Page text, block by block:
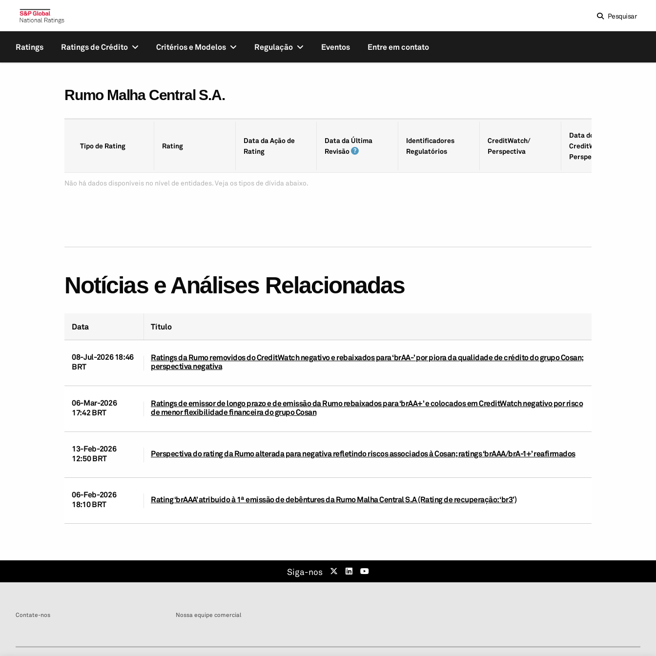
Pesquisar
Ratings Ratings de Crédito Critérios e Modelos Regulação Eventos Entre em contato
Rumo Malha Central S.A.
Tipo de Rating Rating
Data da Ação de
Rating
Data da Última
Revisão
Identifica­dores
Regulatórios
CreditWatch/
Perspectiva
Data do
CreditWatch/
Perspectiva
Não há dados disponíveis no nível de entidades. Veja os tipos de dívida abaixo.
Notícias e Análises Relacionadas
Data Título
08-Jul-2026 18:46
BRT
Ratings da Rumo removidos do CreditWatch negativo e rebaixados para ‘brAA-’ por piora da qualidade de crédito do grupo Cosan;
perspectiva negativa
06-Mar-2026
17:42 BRT
Ratings de emissor de longo prazo e de emissão da Rumo rebaixados para ‘brAA+’ e colocados em CreditWatch negativo por risco
de menor flexibilidade financeira do grupo Cosan
13-Feb-2026
12:50 BRT
Perspectiva do rating da Rumo alterada para negativa refletindo riscos associados à Cosan; ratings ‘brAAA/brA-1+’ reafirmados
06-Feb-2026
18:10 BRT
Rating ‘brAAA’ atribuído à 1ª emissão de debêntures da Rumo Malha Central S.A (Rating de recuperação: ‘br3’)
Siga-nos
Contate-nos Nossa equipe comercial